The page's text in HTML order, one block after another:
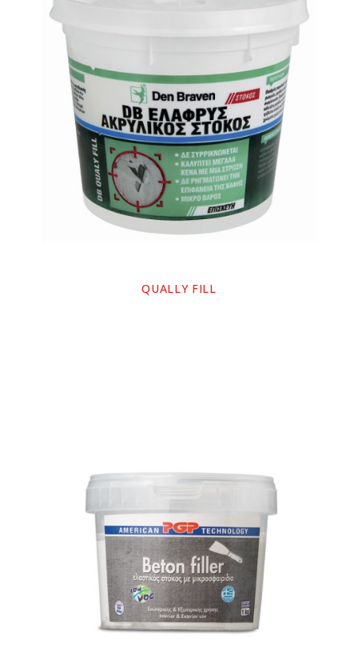
QUALLY FILL